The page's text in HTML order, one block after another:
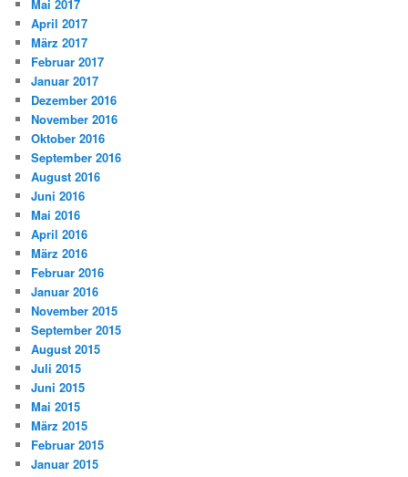
Mai 2017
April 2017
März 2017
Februar 2017
Januar 2017
Dezember 2016
November 2016
Oktober 2016
September 2016
August 2016
Juni 2016
Mai 2016
April 2016
März 2016
Februar 2016
Januar 2016
November 2015
September 2015
August 2015
Juli 2015
Juni 2015
Mai 2015
März 2015
Februar 2015
Januar 2015